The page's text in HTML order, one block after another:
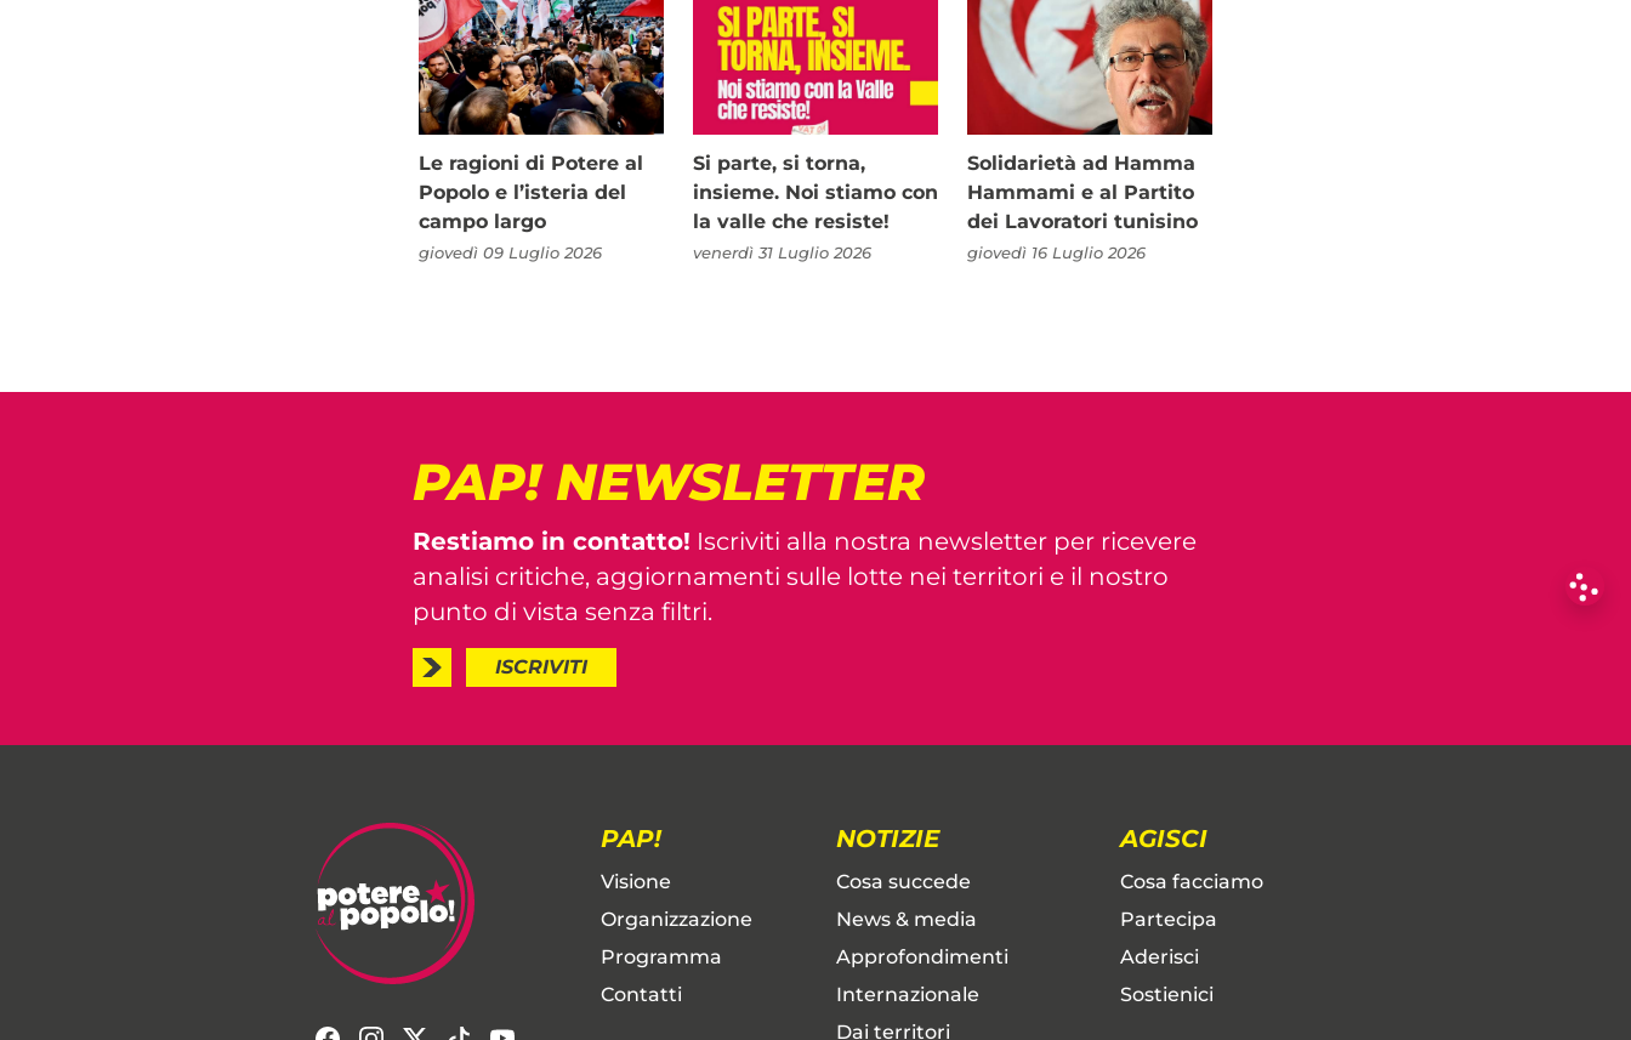
Le ragioni di Potere al
Popolo e l’isteria del
campo largo
giovedì 09 Luglio 2026
Si parte, si torna,
insieme. Noi stiamo con
la valle che resiste!
venerdì 31 Luglio 2026
Solidarietà ad Hamma
Hammami e al Partito
dei Lavoratori tunisino
giovedì 16 Luglio 2026
PAP! NEWSLETTER
Restiamo in contatto! Iscriviti alla nostra newsletter per ricevere
analisi critiche, aggiornamenti sulle lotte nei territori e il nostro
punto di vista senza filtri.
ISCRIVITI
PAP!
Visione
Organizzazione
Programma
Contatti
NOTIZIE
Cosa succede
News & media
Approfondimenti
Internazionale
Dai territori
AGISCI
Cosa facciamo
Partecipa
Aderisci
Sostienici